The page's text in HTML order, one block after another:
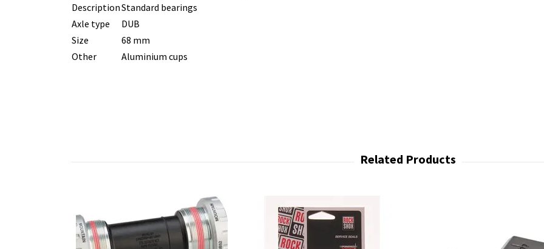
DescriptionStandard bearings
Axle type
DUB
Size
68 mm
Other
Aluminium cups